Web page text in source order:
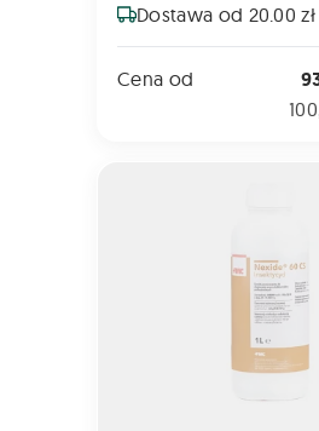
Dostawa od 20.00
Cena od